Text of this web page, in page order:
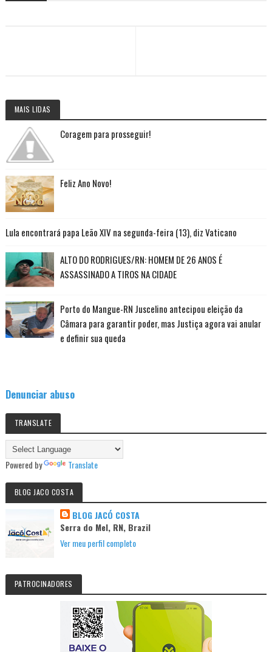
MAIS LIDAS
Coragem para prosseguir!
Feliz Ano Novo!
Lula encontrará papa Leão XIV na segunda-feira (13), diz Vaticano
ALTO DO RODRIGUES/RN: HOMEM DE 26 ANOS É
ASSASSINADO A TIROS NA CIDADE
Porto do Mangue-RN Juscelino antecipou eleição da
Câmara para garantir poder, mas Justiça agora vai anular
e definir sua queda
Denunciar abuso
TRANSLATE
Powered by Translate
BLOG JACO COSTA
BLOG JACÓ COSTA
Serra do Mel, RN, Brazil
Ver meu perfil completo
PATROCINADORES